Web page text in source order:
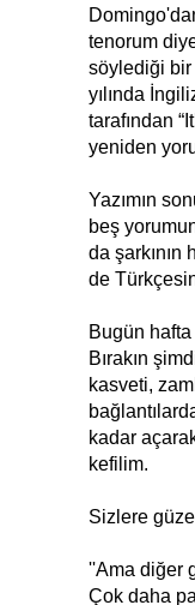
tenorum
söylediği bir
yılında
tarafından
yeniden
Yazımın
beş
da şarkının
de
Bugün
Bırakın
kasveti,
kadar
kefilim.
Sizlere
''Ama diğer
Çok daha